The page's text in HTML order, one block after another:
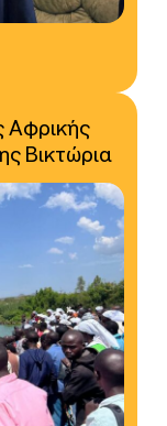
Αφρικής
Βικτώρια